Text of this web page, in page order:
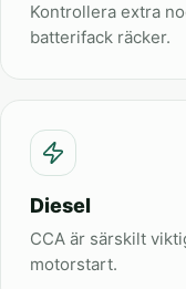
Kontrollera extra
batterifack räcker.
Diesel
CCA är särskilt
motorstart.